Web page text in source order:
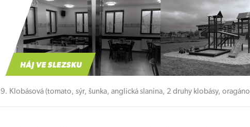
9. Klobásová (tomato, sýr, šunka, anglická slanina, 2 druhy klobásy,